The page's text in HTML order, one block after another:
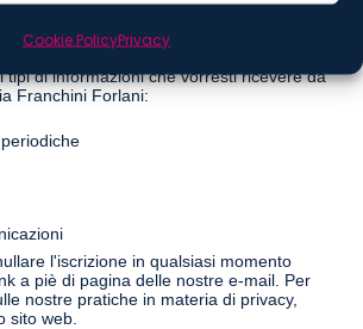
Cookie PolicyPrivacy
tipi di informazioni che vorresti ricevere da
Franchini Forlani:
l'iscrizione in qualsiasi momento
a piè di pagina delle nostre e-mail. Per
nostre pratiche in materia di privacy,
sito web.